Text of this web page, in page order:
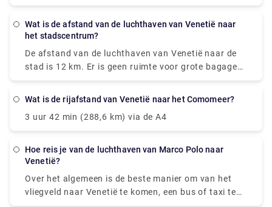
wat is de afstand van de luchthaven van Venetië naar
het stadscentrum?
De afstand van de luchthaven van Venetië naar de
stad is 12 km. Er is geen ruimte voor grote bagage
in de bus van de luchthaven van Venetië naar
geponst, in een speciale gele automaat bij de halte.
Ze zijn 75 minuten geldig.
wat is de rijafstand van Venetië naar het Comomeer?
3 uur 42 min (288,6 km) via de A4
hoe reis je van de luchthaven van Marco Polo naar
Venetië?
Over het algemeen is de beste manier om van het
vliegveld naar Venetië te komen, een bus of taxi te